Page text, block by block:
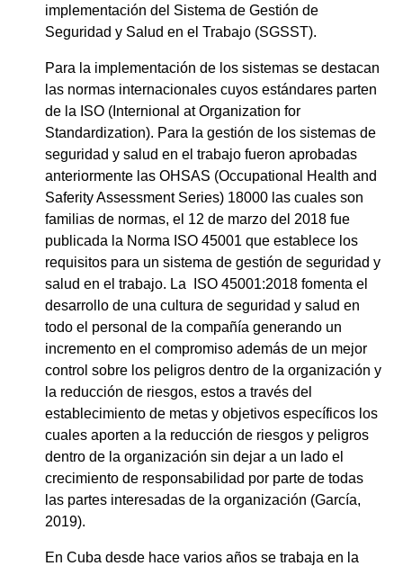
implementación del Sistema de Gestión de
Seguridad y Salud en el Trabajo (SGSST).
Para la implementación de los sistemas se destacan
las normas internacionales cuyos estándares parten
de la ISO (Internional at Organization for
Standardization). Para la gestión de los sistemas de
seguridad y salud en el trabajo fueron aprobadas
anteriormente las OHSAS (Occupational Health and
Saferity Assessment Series) 18000 las cuales son
familias de normas, el 12 de marzo del 2018 fue
publicada la Norma ISO 45001 que establece los
requisitos para un sistema de gestión de seguridad y
salud en el trabajo. La ISO 45001:2018 fomenta el
desarrollo de una cultura de seguridad y salud en
todo el personal de la compañía generando un
incremento en el compromiso además de un mejor
control sobre los peligros dentro de la organización y
la reducción de riesgos, estos a través del
establecimiento de metas y objetivos específicos los
cuales aporten a la reducción de riesgos y peligros
dentro de la organización sin dejar a un lado el
crecimiento de responsabilidad por parte de todas
las partes interesadas de la organización (García,
2019).
En Cuba desde hace varios años se trabaja en la